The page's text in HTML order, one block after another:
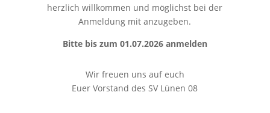
herzlich willkommen und möglichst bei der
Anmeldung mit anzugeben.
Bitte bis zum 01.07.2026 anmelden
Wir freuen uns auf euch
Euer Vorstand des SV Lünen 08